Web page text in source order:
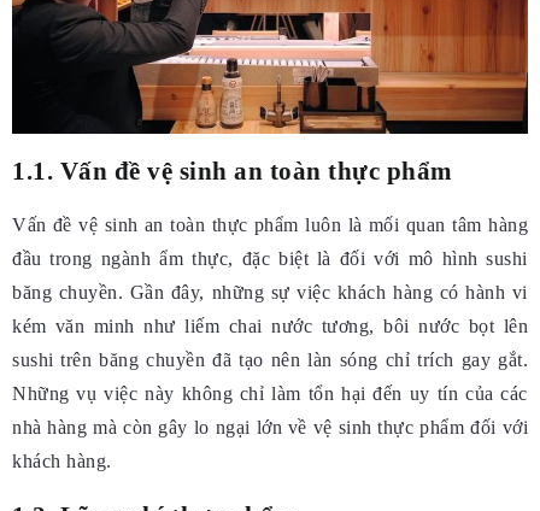
1.1. Vấn đề vệ sinh an toàn thực phẩm
Vấn đề vệ sinh an toàn thực phẩm luôn là mối quan tâm hàng
đầu trong ngành ẩm thực, đặc biệt là đối với mô hình sushi
băng chuyền. Gần đây, những sự việc khách hàng có hành vi
kém văn minh như liếm chai nước tương, bôi nước bọt lên
sushi trên băng chuyền đã tạo nên làn sóng chỉ trích gay gắt.
Những vụ việc này không chỉ làm tổn hại đến uy tín của các
nhà hàng mà còn gây lo ngại lớn về vệ sinh thực phẩm đối với
khách hàng.